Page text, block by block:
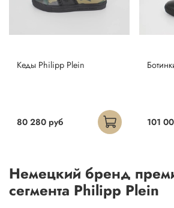
Кеды Philipp Plein
80 280 руб 101
Немецкий бренд
сегмента Philipp Plein